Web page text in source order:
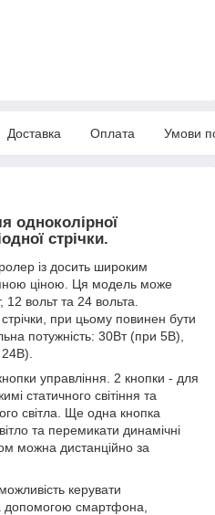
Доставка Оплата Умови
одноколірної
стрічки.
із досить широким
ціною. Ця модель може
12 вольт та 24 вольта.
при цьому повинен бути
потужність: 30Вт (при 5В),
управління. 2 кнопки - для
статичного світіння та
світла. Ще одна кнопка
та перемикати динамічні
можна дистанційно за
керувати
допомогою смартфона,